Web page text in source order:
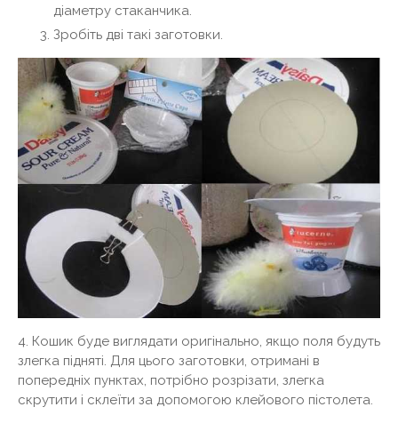
діаметру стаканчика.
Зробіть дві такі заготовки.
4. Кошик буде виглядати оригінально, якщо поля будуть
злегка підняті. Для цього заготовки, отримані в
попередніх пунктах, потрібно розрізати, злегка
скрутити і склеїти за допомогою клейового пістолета.